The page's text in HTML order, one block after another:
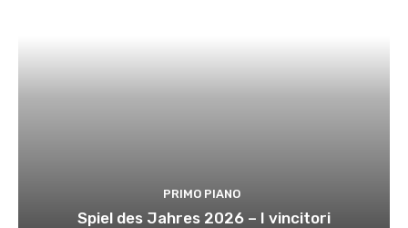
PRIMO PIANO
Spiel des Jahres 2026 – I vincitori